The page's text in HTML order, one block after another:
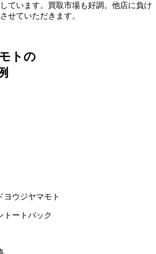
ています。買取市場も好調。他店に負け
せていただきます。
トの
ヨウジヤマモト
トートバック